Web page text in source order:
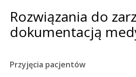
Rozwiązania do
dokumentacją
Przyjęcia pacjentów